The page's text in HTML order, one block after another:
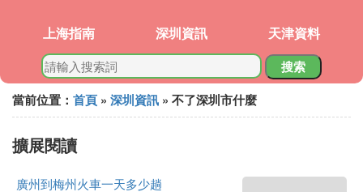
上海指南 深圳資訊 天津資料
搜索
當前位置： 首頁 » 深圳資訊 » 不了深圳市什麼
擴展閱讀
廣州到梅州火車一天多少趟